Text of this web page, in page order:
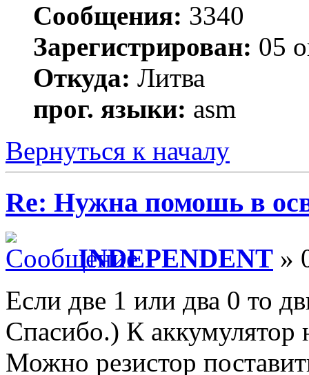
Сообщения: 3340
Зарегистрирован: 05
Откуда: Литва
прог. языки: asm
Вернуться к началу
Re: Нужна помошь в
INDEPENDENT »
Если две 1 или два 0 то
Спасибо.) К
Можно резистор